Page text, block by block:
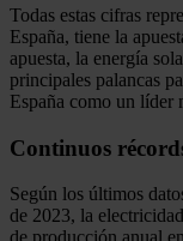
Todas estas cifras
España, tiene la
apuesta, la energía
principales palancas
España como un líder
Continuos
Según los últimos
de 2023, la